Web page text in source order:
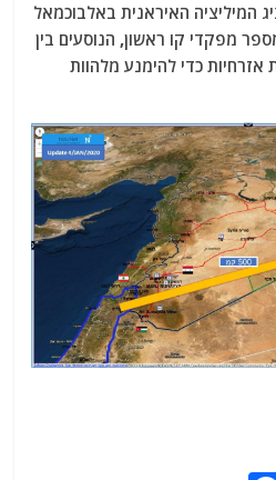
המיליציה האיראנית באלבוכמאל
מפקדי קו ראשון, הנוסעים בין
אזרחיות כדי להימנע מלהוות